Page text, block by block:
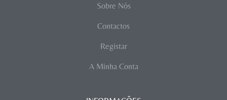
Sobre Nós
Contactos
Registar
A Minha Conta